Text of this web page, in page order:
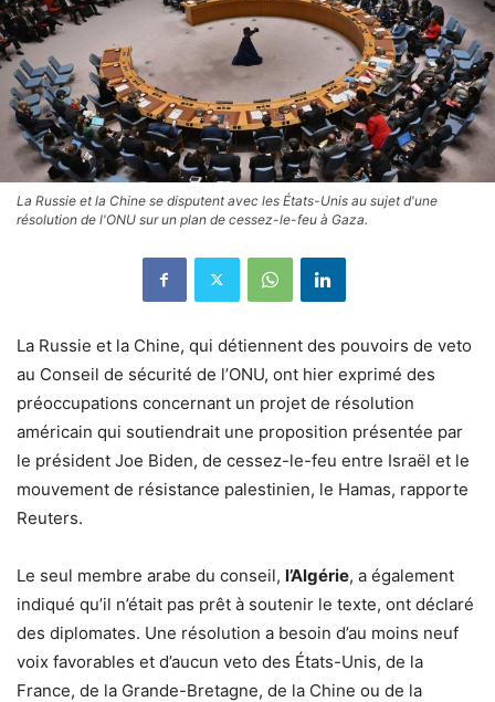
La Russie et la Chine se disputent avec les États-Unis au sujet d'une
résolution de l'ONU sur un plan de cessez-le-feu à Gaza.
La Russie et la Chine, qui détiennent des pouvoirs de veto
au Conseil de sécurité de l’ONU, ont hier exprimé des
préoccupations concernant un projet de résolution
américain qui soutiendrait une proposition présentée par
le président Joe Biden, de cessez-le-feu entre Israël et le
mouvement de résistance palestinien, le Hamas, rapporte
Reuters.
Le seul membre arabe du conseil, l’Algérie, a également
indiqué qu’il n’était pas prêt à soutenir le texte, ont déclaré
des diplomates. Une résolution a besoin d’au moins neuf
voix favorables et d’aucun veto des États-Unis, de la
France, de la Grande-Bretagne, de la Chine ou de la